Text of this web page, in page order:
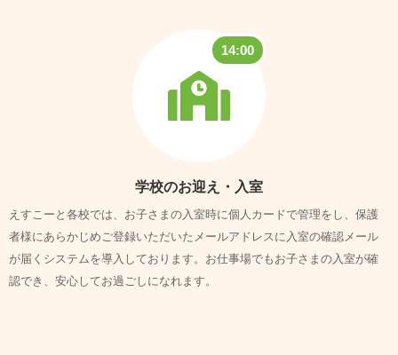
14:00
学校のお迎え・入室
えすこーと各校では、お子さまの入室時に個人カードで管理をし、保護
者様にあらかじめご登録いただいたメールアドレスに入室の確認メール
が届くシステムを導入しております。 お仕事場でもお子さまの入室が確
認でき、安心してお過ごしになれます。